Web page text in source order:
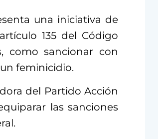
una iniciativa de
135 del Código
como sancionar con
feminicidio.
del Partido Acción
las sanciones